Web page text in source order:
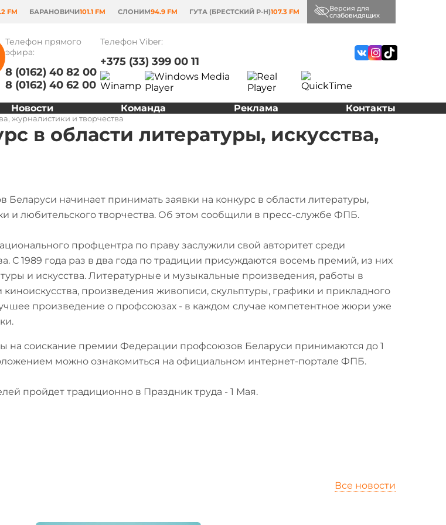
FM БАРАНОВИЧИ101.1 FM СЛОНИМ94.9 FM ГУТА (БРЕСТСКИЙ Р-Н)107.3 FM
Версия для
слабовидящих
Телефон прямого
эфира:
8 (0162) 40 82 00
8 (0162) 40 62 00
Телефон Viber:
+375 (33) 399 00 11
Новости Команда Реклама Контакты
журналистики и творчества
в области литературы, искусства,
начинает принимать заявки на конкурс в области литературы,
и любительского творчества. Об этом сообщили в пресс-службе ФПБ.
профцентра по праву заслужили свой авторитет среди
С 1989 года раз в два года по традиции присуждаются восемь премий, из них
и искусства. Литературные и музыкальные произведения, работы в
киноискусства, произведения живописи, скульптуры, графики и прикладного
произведение о профсоюзах - в каждом случае компетентное жюри уже
на соискание премии Федерации профсоюзов Беларуси принимаются до 1
можно ознакомиться на официальном интернет-портале ФПБ.
пройдет традиционно в Праздник труда - 1 Мая.
Все новости